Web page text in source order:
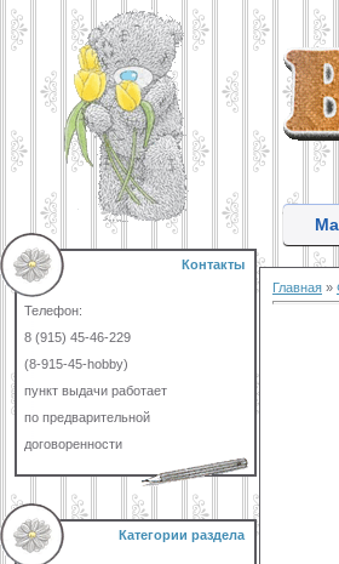
Контакты
Телефон:
8 (915) 45-46-229
(8-915-45-hobby)
пункт выдачи работает
по предварительной
договоренности
Категории раздела
Главная »